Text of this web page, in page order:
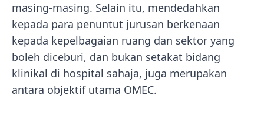
masing-masing. Selain itu, mendedahkan
kepada para penuntut jurusan berkenaan
kepada kepelbagaian ruang dan sektor yang
boleh diceburi, dan bukan setakat bidang
klinikal di hospital sahaja, juga merupakan
antara objektif utama OMEC.